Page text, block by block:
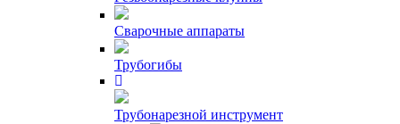
Сварочные аппараты
Трубогибы
Трубонарезной инструмент